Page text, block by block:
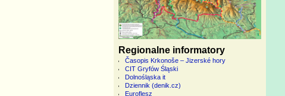
Regionalne informatory
Časopis Krkonoše – Jizerské hory
CIT Gryfów Śląski
Dolnośląska it
Dziennik (denik.cz)
Euroflesz